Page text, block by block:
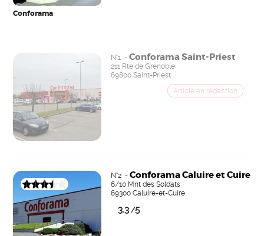
Conforama
N°1 - Conforama Saint-Priest
211 Rte de Grenoble
69800 Saint-Priest
N°2 - Conforama Caluire et Cuire
6/10 Mnt des Soldats
69300 Caluire-et-Cuire
3.3 /5